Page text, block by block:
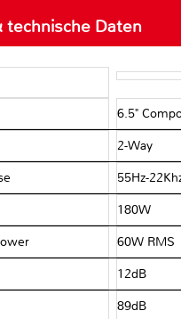
Daten
6.5"
2-Way
55Hz-
180W
60W RMS
12dB
89dB